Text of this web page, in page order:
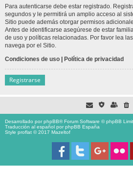
Para autenticarse debe estar registrado.
segundos y le permitirá un amplio acceso al
Sitio puede además otorgar permisos
Antes de identificarse asegúrese de estar
de uso y políticas relacionadas. Por favor lea
navega por el Sitio.
Condiciones de uso | Política de privacidad
Registrarse
Desarrollado porphpBB® Forum Software © phpBB
Traducción al español porphpBB España
Style proflat © 2017 Mazeltof